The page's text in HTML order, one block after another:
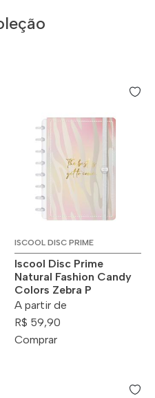
ISCOOL DISC PRIME
Iscool Disc Prime
Natural Fashion Candy
Colors Zebra P
A partir de
R$ 59,90
Comprar